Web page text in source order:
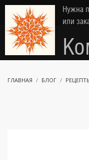
Нужна
или
ГЛАВНАЯ БЛОГ